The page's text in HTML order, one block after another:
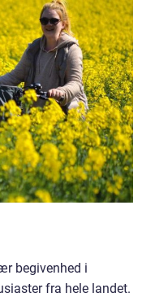
begivenhed i
fra hele landet.